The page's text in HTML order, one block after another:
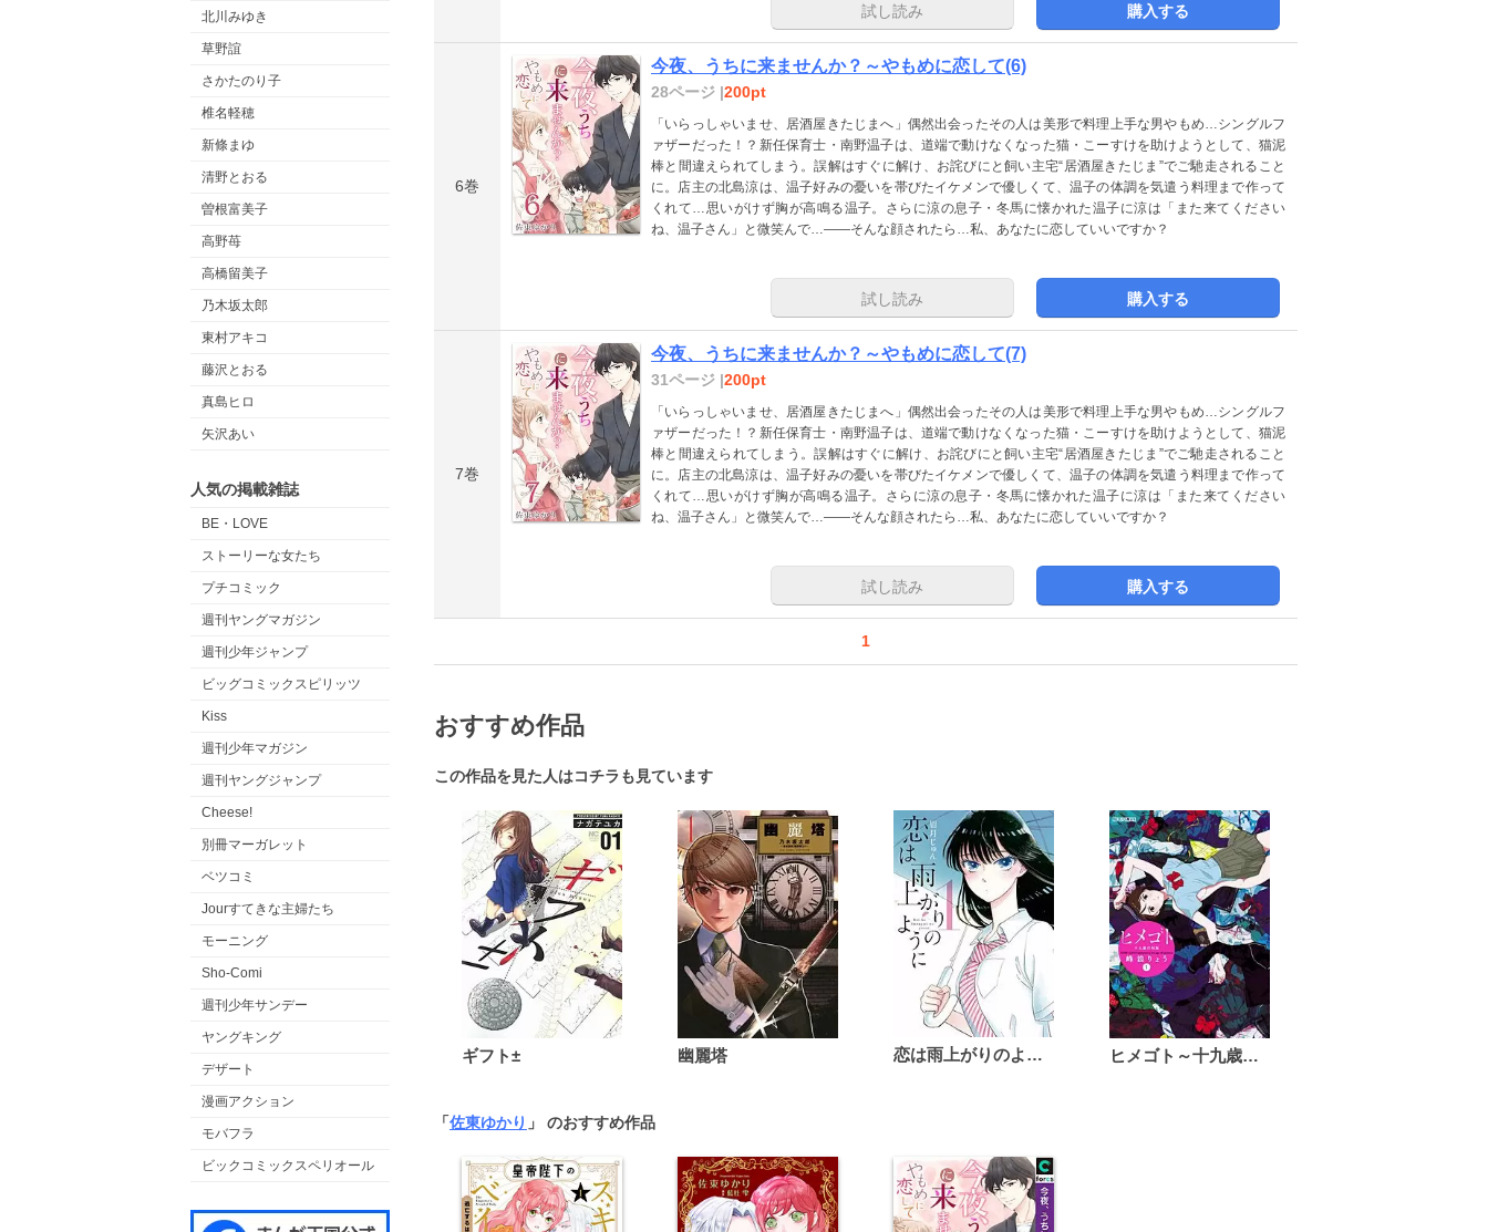
北川みゆき
草野誼
さかたのり子
椎名軽穂
新條まゆ
清野とおる
曽根富美子
高野苺
高橋留美子
乃木坂太郎
東村アキコ
藤沢とおる
真島ヒロ
矢沢あい
人気の掲載雑誌
BE・LOVE
ストーリーな女たち
プチコミック
週刊ヤングマガジン
週刊少年ジャンプ
ビッグコミックスピリッツ
Kiss
週刊少年マガジン
週刊ヤングジャンプ
Cheese!
別冊マーガレット
ベツコミ
Jourすてきな主婦たち
モーニング
Sho-Comi
週刊少年サンデー
ヤングキング
デザート
漫画アクション
モバフラ
ビックコミックスペリオール
試し読み 購入する
6巻
今夜、うちに来ませんか？～やもめに恋して(6)
28ページ |200pt
「いらっしゃいませ、居酒屋きたじまへ」偶然出会ったその人は美形で料理上手な男やもめ…シングルフ
ァザーだった！？新任保育士・南野温子は、道端で動けなくなった猫・こーすけを助けようとして、猫泥
棒と間違えられてしまう。誤解はすぐに解け、お詫びにと飼い主宅“居酒屋きたじま”でご馳走されること
に。店主の北島涼は、温子好みの憂いを帯びたイケメンで優しくて、温子の体調を気遣う料理まで作って
くれて…思いがけず胸が高鳴る温子。さらに涼の息子・冬馬に懐かれた温子に涼は「また来てください
ね、温子さん」と微笑んで…――そんな顔されたら…私、あなたに恋していいですか？
試し読み 購入する
7巻
今夜、うちに来ませんか？～やもめに恋して(7)
31ページ |200pt
「いらっしゃいませ、居酒屋きたじまへ」偶然出会ったその人は美形で料理上手な男やもめ…シングルフ
ァザーだった！？新任保育士・南野温子は、道端で動けなくなった猫・こーすけを助けようとして、猫泥
棒と間違えられてしまう。誤解はすぐに解け、お詫びにと飼い主宅“居酒屋きたじま”でご馳走されること
に。店主の北島涼は、温子好みの憂いを帯びたイケメンで優しくて、温子の体調を気遣う料理まで作って
くれて…思いがけず胸が高鳴る温子。さらに涼の息子・冬馬に懐かれた温子に涼は「また来てください
ね、温子さん」と微笑んで…――そんな顔されたら…私、あなたに恋していいですか？
試し読み 購入する
1
おすすめ作品
この作品を見た人はコチラも見ています
ギフト± 幽麗塔 恋は雨上がりのように ヒメゴト～十九歳の制服～
「佐東ゆかり 」 のおすすめ作品